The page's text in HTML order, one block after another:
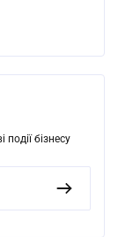
бізнесу